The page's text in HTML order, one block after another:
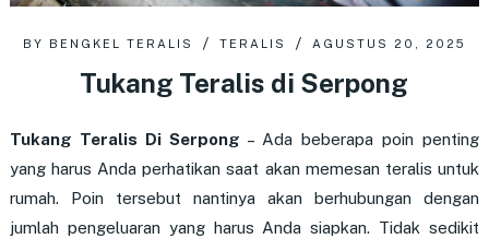
BY BENGKEL TERALIS TERALIS AGUSTUS 20, 2025
Tukang Teralis di Serpong
Tukang Teralis Di Serpong – Ada beberapa poin penting
yang harus Anda perhatikan saat akan memesan teralis untuk
rumah. Poin tersebut nantinya akan berhubungan dengan
jumlah pengeluaran yang harus Anda siapkan. Tidak sedikit